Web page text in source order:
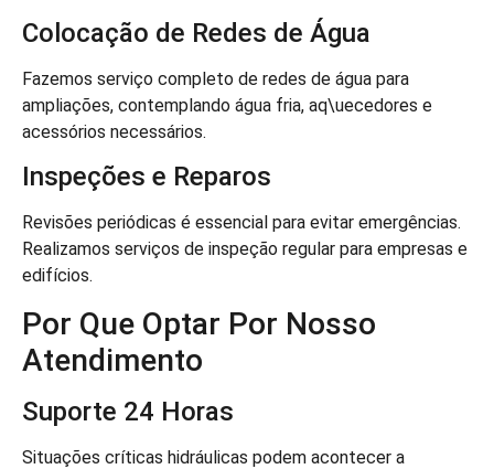
Colocação de Redes de Água
Fazemos serviço completo de redes de água para
ampliações, contemplando água fria, aq\uecedores e
acessórios necessários.
Inspeções e Reparos
Revisões periódicas é essencial para evitar emergências.
Realizamos serviços de inspeção regular para empresas e
edifícios.
Por Que Optar Por Nosso
Atendimento
Suporte 24 Horas
Situações críticas hidráulicas podem acontecer a